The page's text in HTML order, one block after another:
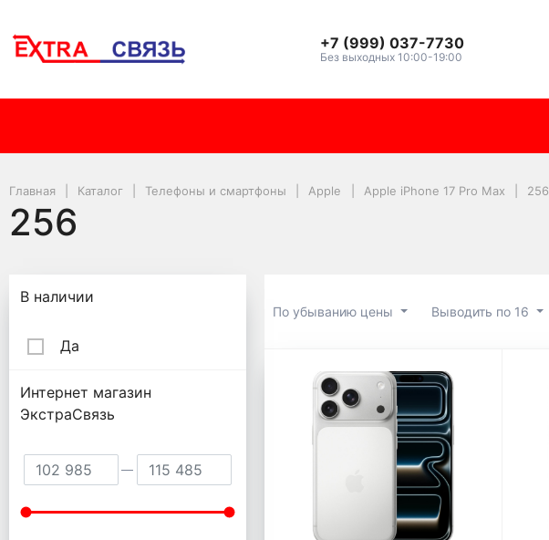
+7 (999) 037-7730
Без выходных 10:00-19:00
Главная Каталог Телефоны и смартфоны Apple Apple iPhone 17 Pro Max 256
256
По убыванию цены Выводить по 16
256
Подбор параметров
В наличии
Да
Интернет магазин
ЭкстраСвязь